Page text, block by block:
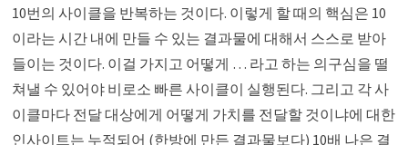
10번의 사이클을 반복하는 것이다. 이렇게 할 때의 핵심은 10
이라는 시간 내에 만들 수 있는 결과물에 대해서 스스로 받아
들이는 것이다. 이걸 가지고 어떻게 … 라고 하는 의구심을 떨
쳐낼 수 있어야 비로소 빠른 사이클이 실행된다. 그리고 각 사
이클마다 전달 대상에게 어떻게 가치를 전달할 것이냐에 대한
인사이트는 누적되어 (한방에 만든 결과물보다) 10배 나은 결